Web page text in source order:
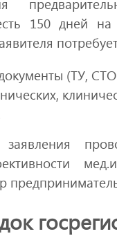
150 дней
(ТУ,